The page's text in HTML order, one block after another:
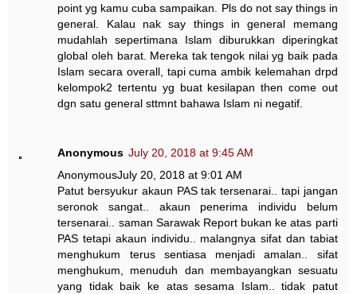
point yg kamu cuba sampaikan. Pls do not say things in
general. Kalau nak say things in general memang
mudahlah sepertimana Islam diburukkan diperingkat
global oleh barat. Mereka tak tengok nilai yg baik pada
Islam secara overall, tapi cuma ambik kelemahan drpd
kelompok2 tertentu yg buat kesilapan then come out
dgn satu general sttmnt bahawa Islam ni negatif.
Anonymous July 20, 2018 at 9:45 AM
AnonymousJuly 20, 2018 at 9:01 AM
Patut bersyukur akaun PAS tak tersenarai.. tapi jangan
seronok sangat.. akaun penerima individu belum
tersenarai.. saman Sarawak Report bukan ke atas parti
PAS tetapi akaun individu.. malangnya sifat dan tabiat
menghukum terus sentiasa menjadi amalan.. sifat
menghukum, menuduh dan membayangkan sesuatu
yang tidak baik ke atas sesama Islam.. tidak patut